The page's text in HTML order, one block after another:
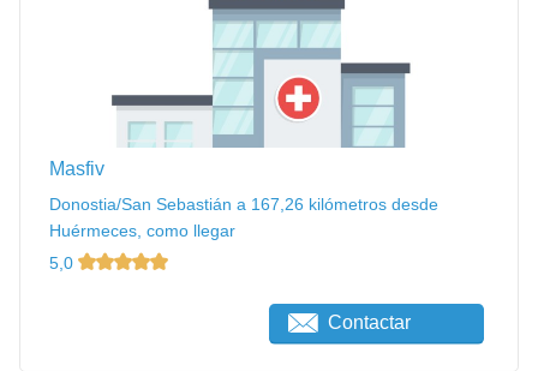
Masfiv
Donostia/San Sebastián a 167,26 kilómetros desde
Huérmeces, como llegar
5,0
Contactar